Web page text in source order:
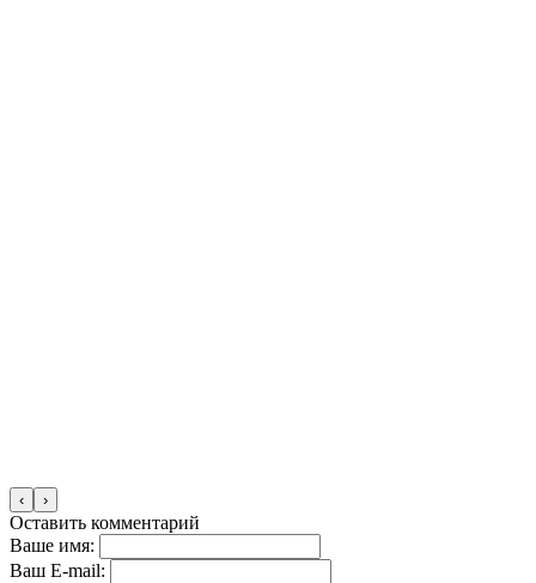
‹ ›
Оставить комментарий
Ваше имя:
Ваш E-mail: